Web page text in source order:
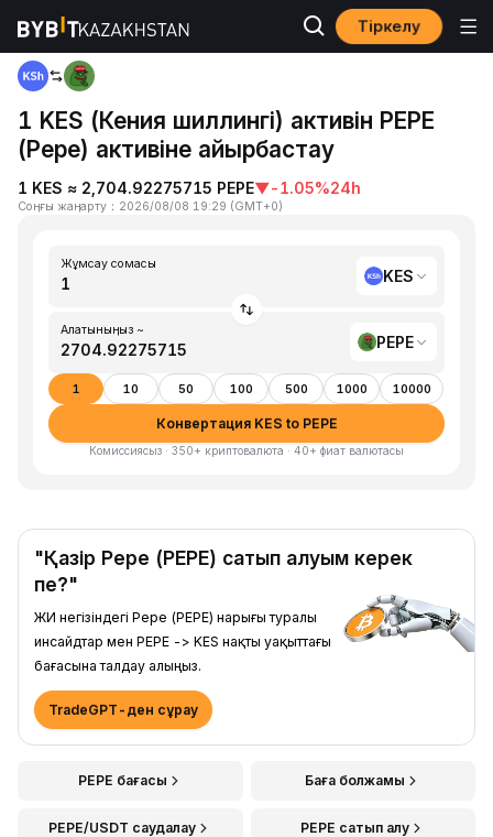
Тіркелу
Басты бет KES to PEPE
1 KES (Кения шиллингі) активін PEPE
(Pepe) активіне айырбастау
1 KES ≈ 2,704.92275715 PEPE▼-1.05%24h
Соңғы жаңарту ： 2026/08/08 19:29 (GMT+0)
Жұмсау сомасы
KES
Алатыныңыз ~
PEPE
1 10 50 100 500 1000 10000
Конвертация KES to PEPE
Комиссиясыз · 350+ криптовалюта · 40+ фиат валютасы
"Қазір Pepe (PEPE) сатып алуым керек
пе?"
ЖИ негізіндегі Pepe (PEPE) нарығы туралы
инсайдтар мен PEPE -> KES нақты уақыттағы
бағасына талдау алыңыз.
TradeGPT-ден сұрау
PEPE бағасы Баға болжамы
PEPE/USDT саудалау PEPE сатып алу